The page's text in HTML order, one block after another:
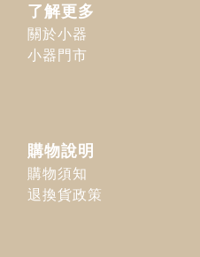
了解更多
關於小器
小器門市
購物說明
購物須知
退換貨政策